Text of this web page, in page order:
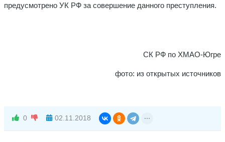
предусмотрено УК РФ за совершение данного преступления.
СК РФ по ХМАО-Югре
фото: из открытых источников
0 02.11.2018